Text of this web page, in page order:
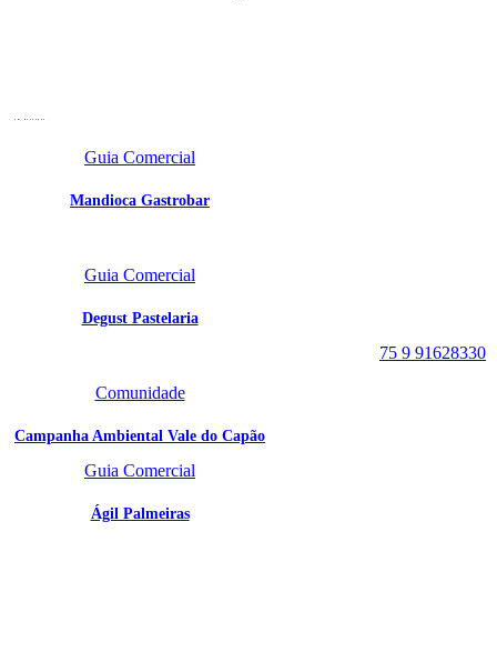
Guia Comercial
Mandioca Gastrobar
Guia Comercial
Degust Pastelaria
Comunidade
Campanha Ambiental Vale do Capão
Guia Comercial
Ágil Palmeiras
75 9 91628330